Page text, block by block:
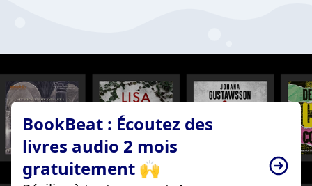
BookBeat : Écoutez des
livres audio 2 mois
gratuitement 🙌